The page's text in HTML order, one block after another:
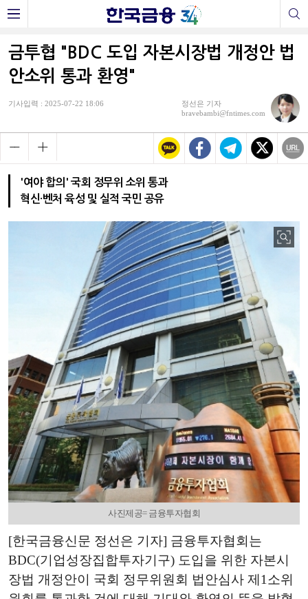
금투협 "BDC 도입 자본시장법 개정안 법
안소위 통과 환영"
기사입력 : 2025-07-22 18:06
정선은 기자
bravebambi@fntimes.com
'여야 합의' 국회 정무위 소위 통과
혁신·벤처 육성 및 실적 국민 공유
사진제공= 금융투자협회
[한국금융신문 정선은 기자] 금융투자협회는
BDC(기업성장집합투자기구) 도입을 위한 자본시
장법 개정안이 국회 정무위원회 법안심사 제1소위